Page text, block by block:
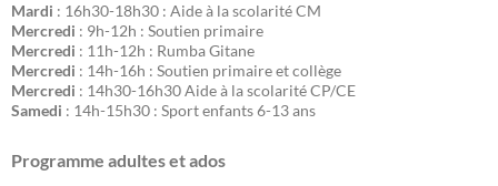
Mardi : 16h30-18h30 : Aide à la scolarité CM
Mercredi : 9h-12h : Soutien primaire
Mercredi : 11h-12h : Rumba Gitane
Mercredi : 14h-16h : Soutien primaire et collège
Mercredi : 14h30-16h30 Aide à la scolarité CP/CE
Samedi : 14h-15h30 : Sport enfants 6-13 ans
Programme adultes et ados